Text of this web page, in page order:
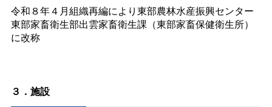
令和８年４月組織再編により東部農林水産振興センター
東部家畜衛生部出雲家畜衛生課（東部家畜保健衛生所）
に改称
３．施設